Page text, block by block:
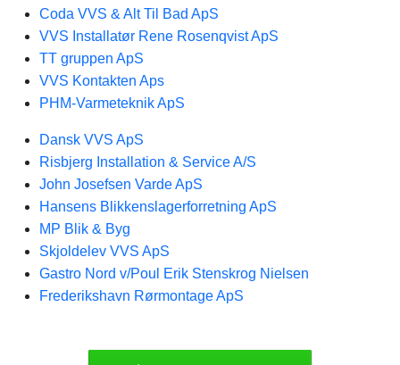
Coda VVS & Alt Til Bad ApS
VVS Installatør Rene Rosenqvist ApS
TT gruppen ApS
VVS Kontakten Aps
PHM-Varmeteknik ApS
Dansk VVS ApS
Risbjerg Installation & Service A/S
John Josefsen Varde ApS
Hansens Blikkenslagerforretning ApS
MP Blik & Byg
Skjoldelev VVS ApS
Gastro Nord v/Poul Erik Stenskrog Nielsen
Frederikshavn Rørmontage ApS